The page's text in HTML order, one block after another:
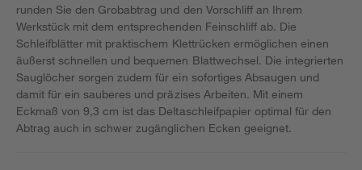
runden Sie den Grobabtrag und den Vorschliff an Ihrem
Werkstück mit dem entsprechenden Feinschliff ab. Die
Schleifblätter mit praktischem Klettrücken ermöglichen einen
äußerst schnellen und bequemen Blattwechsel. Die integrierten
Sauglöcher sorgen zudem für ein sofortiges Absaugen und
damit für ein sauberes und präzises Arbeiten. Mit einem
Eckmaß von 9,3 cm ist das Deltaschleifpapier optimal für den
Abtrag auch in schwer zugänglichen Ecken geeignet.